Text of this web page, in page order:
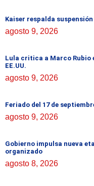
Kaiser respalda
agosto 9, 2026
Lula critica a Marco Rubio
EE.UU.
agosto 9, 2026
Feriado del 17 de
agosto 9, 2026
Gobierno impulsa nueva
organizado
agosto 8, 2026